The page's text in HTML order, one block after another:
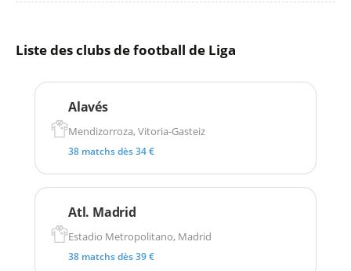
Liste des clubs de football de Liga
Alavés
Mendizorroza, Vitoria-Gasteiz
38 matchs dès 34 €
Atl. Madrid
Estadio Metropolitano, Madrid
38 matchs dès 39 €